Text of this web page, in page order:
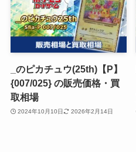
_のピカチュウ(25th)【P】
{007/025} の販売価格・買
取相場
2024年10月10日 2026年2月14日